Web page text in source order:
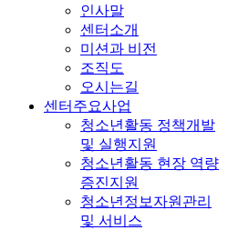
인사말
센터소개
미션과 비전
조직도
오시는길
센터주요사업
청소년활동 정책개발
및 실행지원
청소년활동 현장 역량
증진지원
청소년정보자원관리
및 서비스